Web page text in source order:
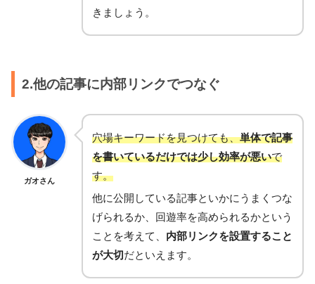
きましょう。
2.他の記事に内部リンクでつなぐ
ガオさん
穴場キーワードを見つけても、単体で記事
を書いているだけでは少し効率が悪いで
す。
他に公開している記事といかにうまくつな
げられるか、回遊率を高められるかという
ことを考えて、 内部リンクを設置すること
が大切だといえます。